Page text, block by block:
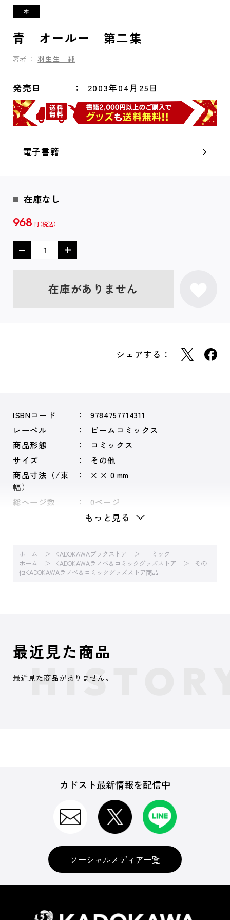
青 オールー 第二集
著者： 羽生生 純
発売日 2003年04月25日
電子書籍
在庫なし
968 円
在庫がありません
シェアする：
ISBNコード
9784757714311
レーベル
ビームコミックス
商品形態
コミックス
サイズ
その他
商品寸法（/束
幅）
× × 0 mm
総ページ数 0ページ
もっと見る
ホーム KADOKAWAブックストア
コミック
ホーム
KADOKAWAラノベ＆コミックグッズストア
その
他KADOKAWAラノベ＆コミックグッズストア商品
最近見た商品
最近見た商品がありません。
カドスト最新情報を配信中
ソーシャルメディア一覧